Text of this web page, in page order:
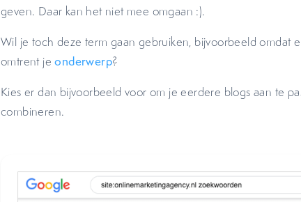
geven. Daar kan het niet mee omgaan :).
Wil je toch deze term gaan gebruiken, bijvoorbeeld omdat
omtrent jeonderwerp?
Kies er dan bijvoorbeeld voor om je eerdere blogs aan te
combineren.